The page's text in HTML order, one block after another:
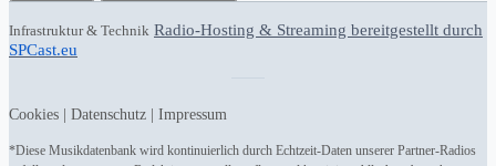
Infrastruktur & Technik Radio-Hosting & Streaming bereitgestellt durch
SPCast.eu
Cookies Datenschutz Impressum
*Diese Musikdatenbank wird kontinuierlich durch Echtzeit-Daten unserer Partner-Radios